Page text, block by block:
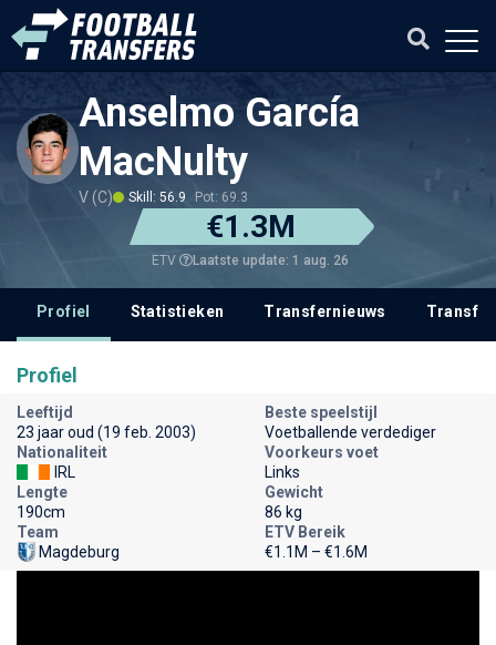
Anselmo García
MacNulty
V (C) Skill: 56.9 Pot: 69.3
€1.3M
ETV Laatste update: 1 aug. 26
Profiel Statistieken Transfernieuws
Profiel
Leeftijd
23 jaar oud (19 feb. 2003)
Beste speelstijl
Voetballende verdediger
Nationaliteit
IRL
Voorkeurs voet
Links
Lengte
190cm
Gewicht
86 kg
Team
Magdeburg
ETV Bereik
€1.1M – €1.6M